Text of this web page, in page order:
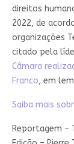
direitos
2022, de
organizações
citado pela
Câmara
Franco, em
Saiba mais
Reportagem –